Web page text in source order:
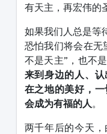
有天主，再宏伟的
如果我们人总是等
恐怕我们将会在无
不是天主”，也不
来到身边的人、
在之地的美好，
会成为有福的人 。
两千年后的今天